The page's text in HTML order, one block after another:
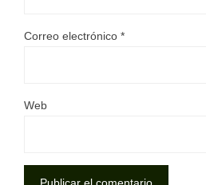
Correo electrónico *
Web